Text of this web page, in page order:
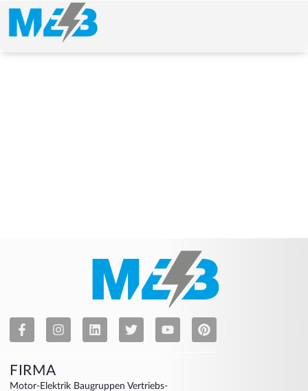
FIRMA
Motor-Elektrik Baugruppen Vertriebs-